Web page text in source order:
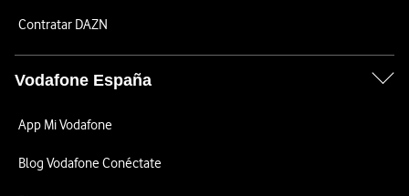
Contratar DAZN
Vodafone España
App Mi Vodafone
Blog Vodafone Conéctate